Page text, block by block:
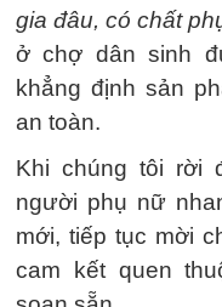
gia đâu, có chất
ở chợ dân sinh
khẳng định sản
an toàn.
Khi chúng tôi rời
người phụ nữ
mới, tiếp tục mời
cam kết quen